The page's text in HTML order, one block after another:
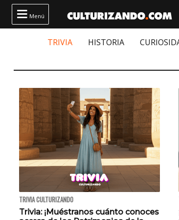
 Menú
TRIVIA HISTORIA
TRIVIA CULTURIZANDO
Trivia: ¡Muéstranos cuánto conoces